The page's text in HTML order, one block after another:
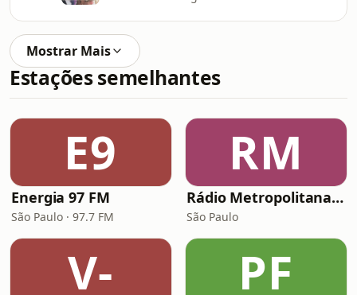
Mostrar Mais
Estações semelhantes
E9
Energia 97 FM
São Paulo · 97.7 FM
RM
Rádio Metropolitana MPB
São Paulo
V- PF